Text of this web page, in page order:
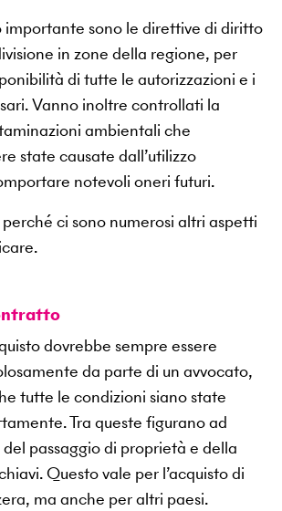
importante sono le direttive di diritto
in zone della regione, per
di tutte le autorizzazioni e i
Vanno inoltre controllati la
ambientali che
state causate dall’utilizzo
notevoli oneri futuri.
ci sono numerosi altri aspetti
dovrebbe sempre essere
da parte di un avvocato,
tutte le condizioni siano state
Tra queste figurano ad
passaggio di proprietà e della
Questo vale per l’acquisto di
ma anche per altri paesi.